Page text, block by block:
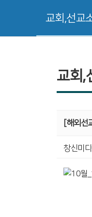
교회,선교
교회,
[해외선
창신미